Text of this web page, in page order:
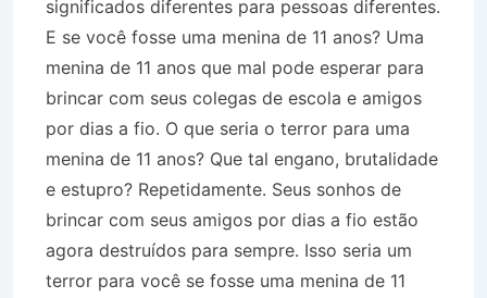
significados diferentes para pessoas diferentes.
E se você fosse uma menina de 11 anos? Uma
menina de 11 anos que mal pode esperar para
brincar com seus colegas de escola e amigos
por dias a fio. O que seria o terror para uma
menina de 11 anos? Que tal engano, brutalidade
e estupro? Repetidamente. Seus sonhos de
brincar com seus amigos por dias a fio estão
agora destruídos para sempre. Isso seria um
terror para você se fosse uma menina de 11